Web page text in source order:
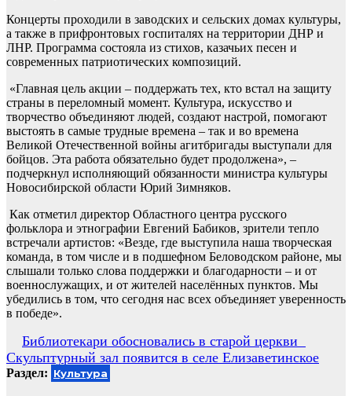
Концерты проходили в заводских и сельских домах культуры,
а также в прифронтовых госпиталях на территории ДНР и
ЛНР. Программа состояла из стихов, казачьих песен и
современных патриотических композиций.
«Главная цель акции – поддержать тех, кто встал на защиту
страны в переломный момент. Культура, искусство и
творчество объединяют людей, создают настрой, помогают
выстоять в самые трудные времена – так и во времена
Великой Отечественной войны агитбригады выступали для
бойцов. Эта работа обязательно будет продолжена», –
подчеркнул исполняющий обязанности министра культуры
Новосибирской области Юрий Зимняков.
Как отметил директор Областного центра русского
фольклора и этнографии Евгений Бабиков, зрители тепло
встречали артистов: «Везде, где выступила наша творческая
команда, в том числе и в подшефном Беловодском районе, мы
слышали только слова поддержки и благодарности – и от
военнослужащих, и от жителей населённых пунктов. Мы
убедились в том, что сегодня нас всех объединяет уверенность
в победе».
Навигация
по
записям
Библиотекари обосновались в старой церкви
Скульптурный зал появится в селе Елизаветинское
Раздел: Культура